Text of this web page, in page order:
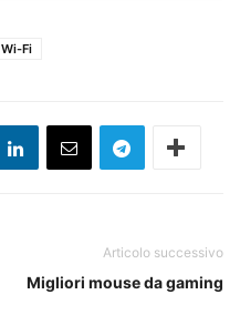
Wi-Fi
Articolo successivo
Migliori mouse da gaming